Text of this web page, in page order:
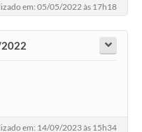
em: 05/05/2022 às 17h18
2022
em: 14/09/2023 às 15h34